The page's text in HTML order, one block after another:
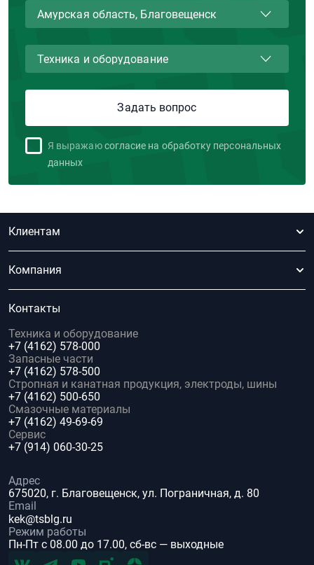
Я выражаю согласие на обработку персональных
данных
Клиентам
Компания
Контакты
Техника и оборудование
+7 (4162) 578-000
Запасные части
+7 (4162) 578-500
Стропная и канатная продукция, электроды, шины
+7 (4162) 500-650
Смазочные материалы
+7 (4162) 49-69-69
Сервис
+7 (914) 060-30-25
Адрес
675020, г. Благовещенск, ул. Пограничная, д. 80
Email
kek@tsblg.ru
Режим работы
Пн-Пт с 08.00 до 17.00, сб-вс — выходные